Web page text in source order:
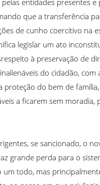
entidades presentes e
que a transferência
de cunho coercitivo na
legislar um ato
à preservação de
do cidadão, com
proteção do bem de
a ficarem sem moradia,
se sancionado, o
grande perda para o
um todo, mas